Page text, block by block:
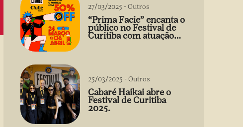
27/03/2025 -Outros
“Prima Facie” encanta o
público no Festival de
Curitiba com atuação
arrebatadora de Débora
25/03/2025 -Outros
Cabaré Haikai abre o
Festival de Curitiba
2025.